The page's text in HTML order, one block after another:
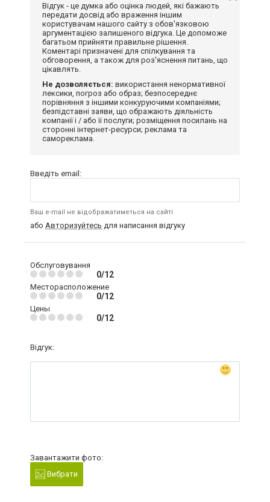
Відгук - це думка або оцінка людей, які бажають
передати досвід або враження іншим
користувачам нашого сайту з обов'язковою
аргументацією залишеного відгука. Це допоможе
багатьом прийняти правильне рішення.
Коментарі призначені для спілкування та
обговорення, а також для роз'яснення питань, що
цікавлять.
Не дозволяється: використання ненормативної
лексики, погроз або образ; безпосереднє
порівняння з іншими конкуруючими компаніями;
безпідставні заяви, що ображають діяльність
компанії і / або її послуги; розміщення посилань на
сторонні інтернет-ресурси; реклама та
самореклама.
Введіть email:
Ваш e-mail не відображатиметься на сайті
або Авторизуйтесь для написання відгуку
Обслуговування
0/12
Месторасположение
0/12
Цены
0/12
Відгук:
Завантажити фото:
Вибрати